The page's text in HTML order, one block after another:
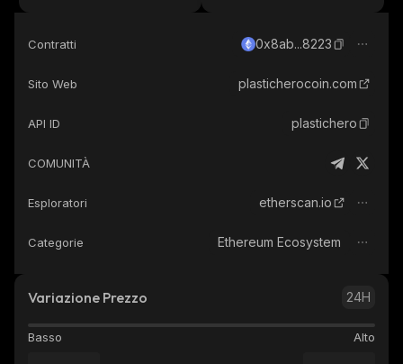
Contratti 0x8ab...8223
Sito Web plasticherocoin.com
API ID plastichero
COMUNITÀ
Esploratori etherscan.io
Categorie Ethereum Ecosystem
Variazione Prezzo 24H
Basso Alto